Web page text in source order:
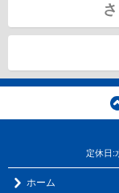
定休日:
ホーム